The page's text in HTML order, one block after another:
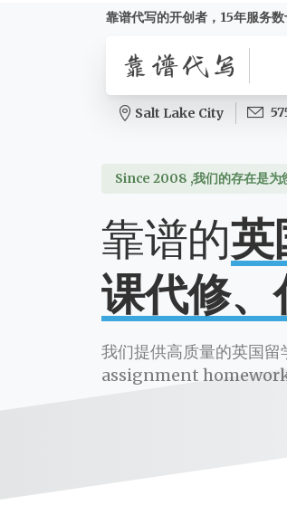
靠谱代写的开创者，15年服务
Salt Lake City
Since 2008 ,我们的存在是为
靠谱的英
课代修、
我们提供高质量的英国留
assignment homework